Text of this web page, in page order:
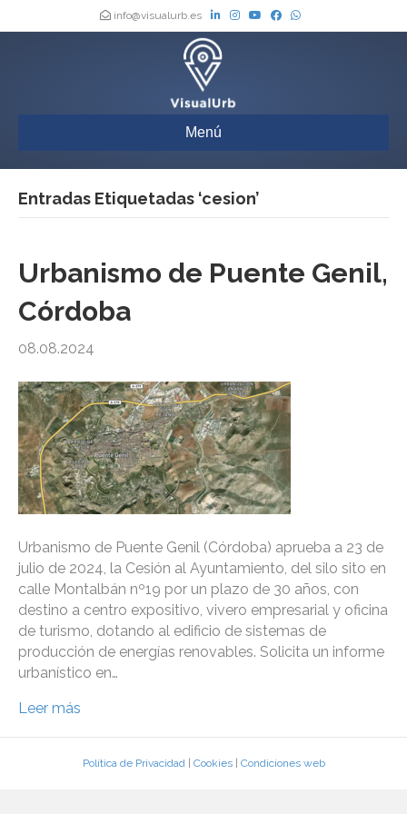
info@visualurb.es
Menú
Entradas Etiquetadas ‘cesion’
Urbanismo de Puente Genil,
Córdoba
08.08.2024
Urbanismo de Puente Genil (Córdoba) aprueba a 23 de
julio de 2024, la Cesión al Ayuntamiento, del silo sito en
calle Montalbán nº19 por un plazo de 30 años, con
destino a centro expositivo, vivero empresarial y oficina
de turismo, dotando al edificio de sistemas de
producción de energías renovables. Solicita un informe
urbanístico en…
Leer más
Política de Privacidad| Cookies| Condiciones web